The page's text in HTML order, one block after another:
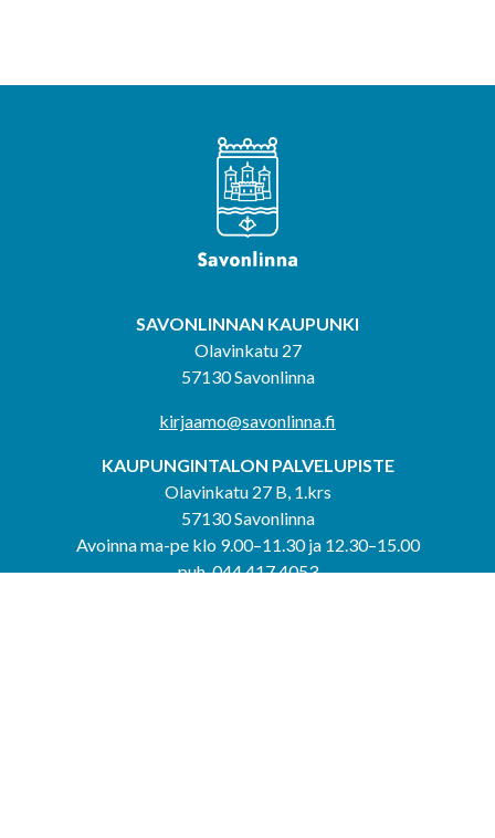
SAVONLINNAN KAUPUNKI
Olavinkatu 27
57130 Savonlinna
kirjaamo@savonlinna.fi
KAUPUNGINTALON PALVELUPISTE
Olavinkatu 27 B, 1.krs
57130 Savonlinna
Avoinna ma-pe klo 9.00–11.30 ja 12.30–15.00
puh. 044 417 4053